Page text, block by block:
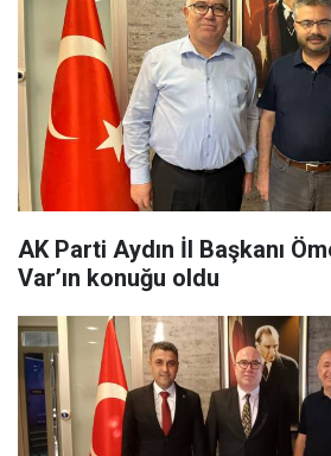
AK Parti Aydın İl Başkanı
Var’ın konuğu oldu